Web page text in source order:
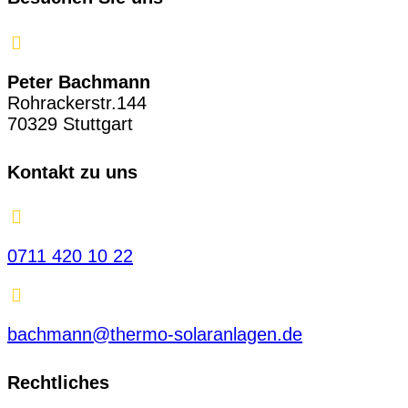
Peter Bachmann
Rohrackerstr.144
70329 Stuttgart
Kontakt zu uns
0711 420 10 22
bachmann@thermo-solaranlagen.de
Rechtliches